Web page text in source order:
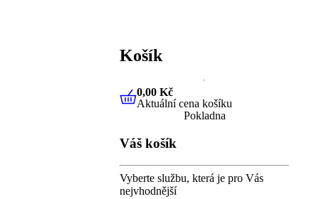
Košík
0,00 KčAktuální cena košíku
0,00 Kč
Aktuální cena košíku
Pokladna
Váš košík
Vyberte službu, která je pro Vás
nejvhodnější